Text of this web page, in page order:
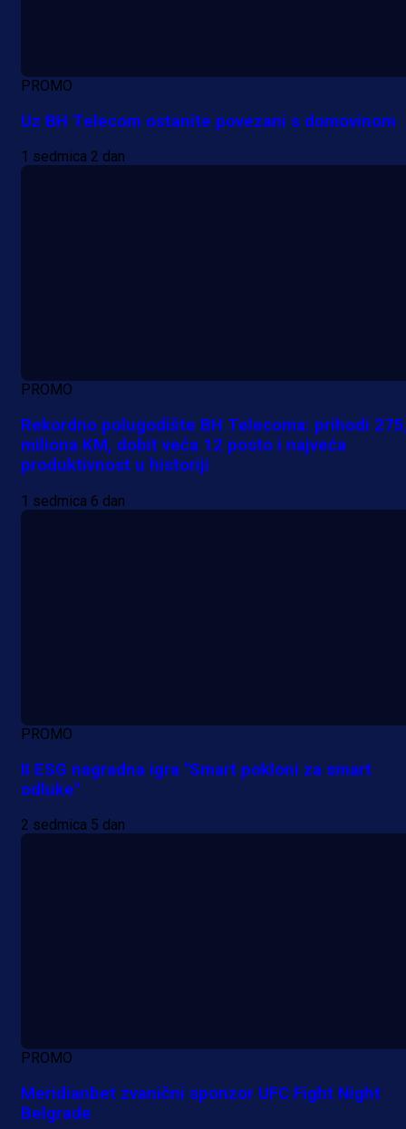
PROMO
Uz BH Telecom ostanite povezani s domovinom
1 sedmica 2 dan
PROMO
Rekordno polugodište BH Telecoma: prihodi
miliona KM, dobit veća 12 posto i najveća
produktivnost u historiji
1 sedmica 6 dan
PROMO
II ESG nagradna igra "Smart pokloni za smart
odluke"
2 sedmica 5 dan
PROMO
Meridianbet zvanični sponzor UFC Fight Night
Belgrade